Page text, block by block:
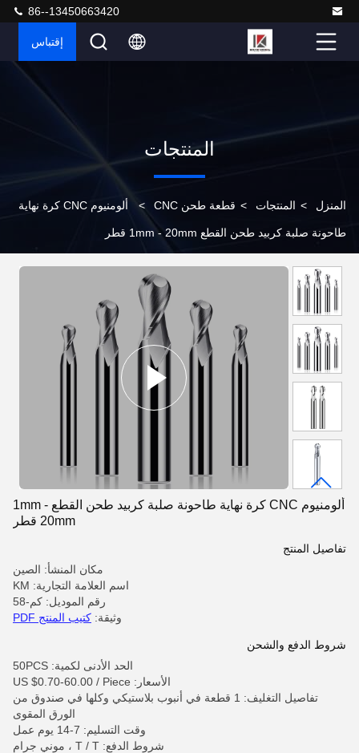
86--13450663420
إقتباس
المنتجات
المنزل > المنتجات > قطعة طحن CNC > ألومنيوم CNC كرة نهاية
طاحونة صلبة كربيد طحن القطع 1mm - 20mm قطر
ألومنيوم CNC كرة نهاية طاحونة صلبة كربيد طحن القطع 1mm -
20mm قطر
تفاصيل المنتج
مكان المنشأ: الصين
اسم العلامة التجارية: KM
رقم الموديل: كم-58
وثيقة: كتيب المنتج PDF
شروط الدفع والشحن
الحد الأدنى لكمية: 50PCS
الأسعار: US $0.70-60.00 / Piece
تفاصيل التغليف: 1 قطعة في أنبوب بلاستيكي وكلها في صندوق من
الورق المقوى
وقت التسليم: 7-14 يوم عمل
شروط الدفع: T / T ، موني جرام